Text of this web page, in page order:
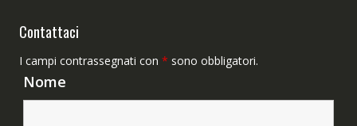
Contattaci
I campi contrassegnati con * sono obbligatori.
Nome